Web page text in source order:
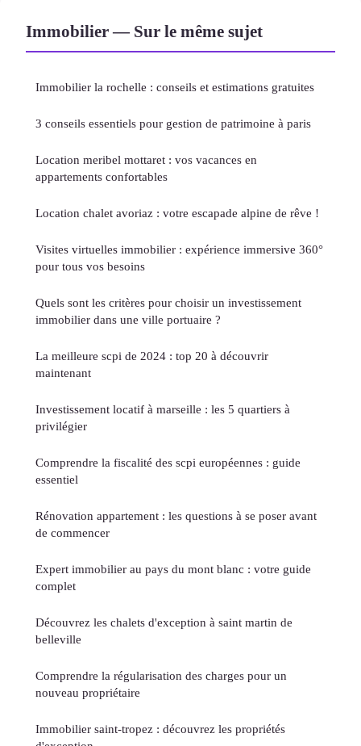
Immobilier — Sur le même sujet
Immobilier la rochelle : conseils et estimations gratuites
3 conseils essentiels pour gestion de patrimoine à paris
Location meribel mottaret : vos vacances en
appartements confortables
Location chalet avoriaz : votre escapade alpine de rêve !
Visites virtuelles immobilier : expérience immersive 360°
pour tous vos besoins
Quels sont les critères pour choisir un investissement
immobilier dans une ville portuaire ?
La meilleure scpi de 2024 : top 20 à découvrir
maintenant
Investissement locatif à marseille : les 5 quartiers à
privilégier
Comprendre la fiscalité des scpi européennes : guide
essentiel
Rénovation appartement : les questions à se poser avant
de commencer
Expert immobilier au pays du mont blanc : votre guide
complet
Découvrez les chalets d'exception à saint martin de
belleville
Comprendre la régularisation des charges pour un
nouveau propriétaire
Immobilier saint-tropez : découvrez les propriétés